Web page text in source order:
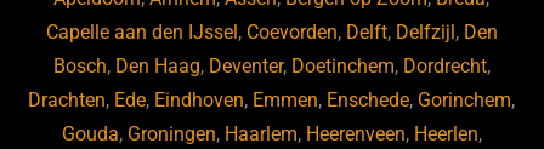
o
k
Capelle aan den IJssel , Coevorden, Delft, Delfzijl , Den
Bosch, Den Haag, Deventer, Doetinchem, Dordrecht,
Drachten, Ede, Eindhoven, Emmen, Enschede, Gorinchem,
Gouda, Groningen, Haarlem, Heerenveen, Heerlen,